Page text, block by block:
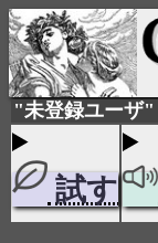
"未登録ユーザ"
試す